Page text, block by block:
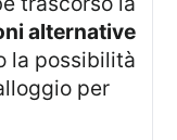
alternative
la possibilità
per